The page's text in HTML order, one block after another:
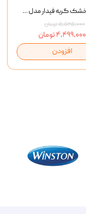
غذای خشک گربه فیدار مدل Adult وزن 10 کیلوگرم
۵,۵۲۵,۰۰۰ تومان
۴,۴۹۹,۰۰۰ تومان
افزودن